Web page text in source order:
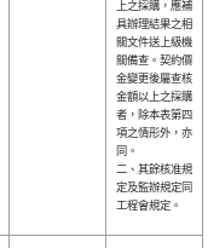
上之採購，應補
具辦理結果之相
關文件送上級機
關備查。契約價
金變更後屬查核
金額以上之採購
者，除本表第四
項之情形外，亦
同。
二、其餘核准規
定及監辦規定同
工程會規定。